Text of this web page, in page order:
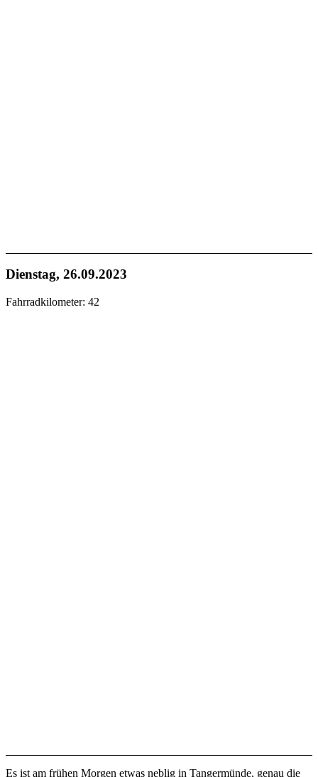
Dienstag, 26.09.2023
Fahrradkilometer: 42
Es ist am frühen Morgen etwas neblig in Tangermünde, genau die